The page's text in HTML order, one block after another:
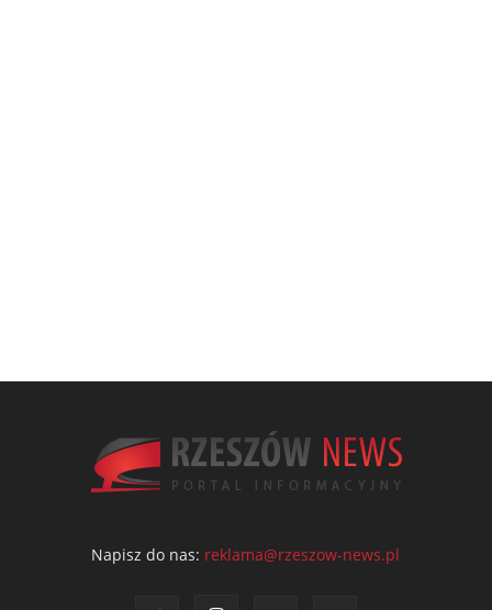
Napisz do nas: reklama@rzeszow-news.pl